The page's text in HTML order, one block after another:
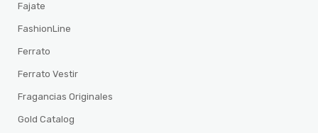
Fajate
FashionLine
Ferrato
Ferrato Vestir
Fragancias Originales
Gold Catalog